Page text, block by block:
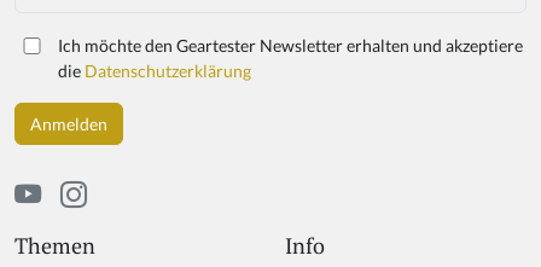
Themen Info
Ich möchte den Geartester Newsletter erhalten und akzeptiere
die Datenschutzerklärung